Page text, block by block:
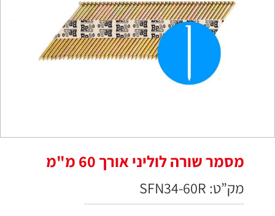
מסמר שורה לוליני אורך 60 מ"מ
מק”ט: SFN34-60R